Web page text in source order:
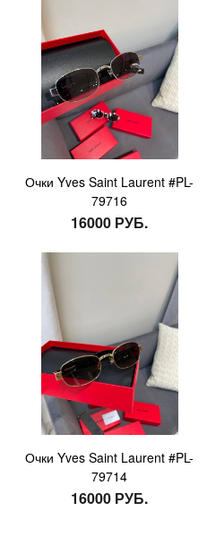
Очки Yves Saint Laurent #PL-
79716
16000 РУБ.
Очки Yves Saint Laurent #PL-
79714
16000 РУБ.